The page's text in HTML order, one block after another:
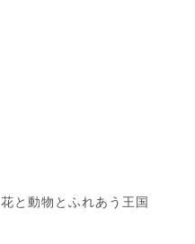
花と動物とふれあう王国